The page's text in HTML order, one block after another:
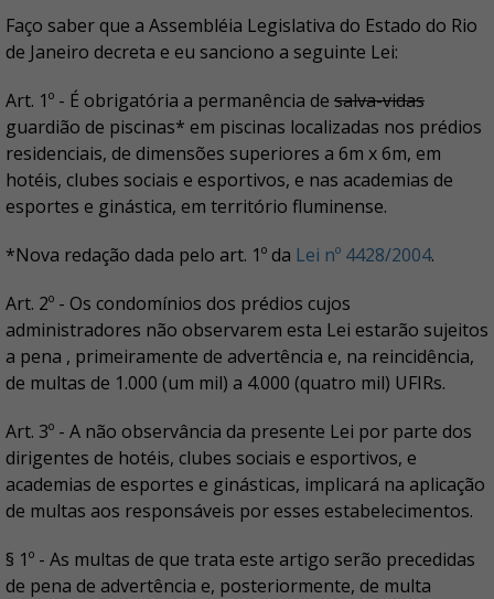
Faço saber que a Assembléia Legislativa do Estado do Rio
de Janeiro decreta e eu sanciono a seguinte Lei:
Art. 1º - É obrigatória a permanência de salva-vidas
guardião de piscinas* em piscinas localizadas nos prédios
residenciais, de dimensões superiores a 6m x 6m, em
hotéis, clubes sociais e esportivos, e nas academias de
esportes e ginástica, em território fluminense.
*Nova redação dada pelo art. 1º da Lei nº 4428/2004.
Art. 2º - Os condomínios dos prédios cujos
administradores não observarem esta Lei estarão sujeitos
a pena , primeiramente de advertência e, na reincidência,
de multas de 1.000 (um mil) a 4.000 (quatro mil) UFIRs.
Art. 3º - A não observância da presente Lei por parte dos
dirigentes de hotéis, clubes sociais e esportivos, e
academias de esportes e ginásticas, implicará na aplicação
de multas aos responsáveis por esses estabelecimentos.
§ 1º - As multas de que trata este artigo serão precedidas
de pena de advertência e, posteriormente, de multa